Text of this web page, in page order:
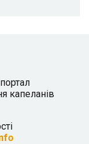
капеланів